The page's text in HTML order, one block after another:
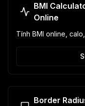
BMI
Online
Tính BMI online,
Border